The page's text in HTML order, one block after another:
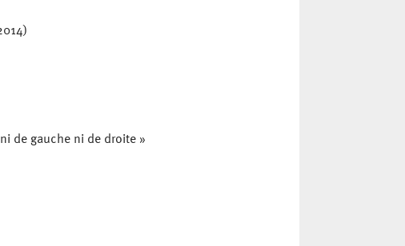
de gauche ni de droite »